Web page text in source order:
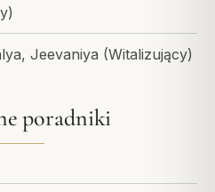
Jeevaniya (Witalizujący)
poradniki